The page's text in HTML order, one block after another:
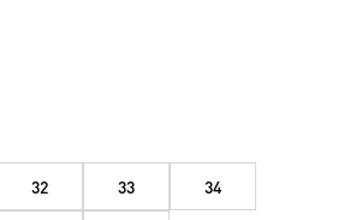
32 33 34